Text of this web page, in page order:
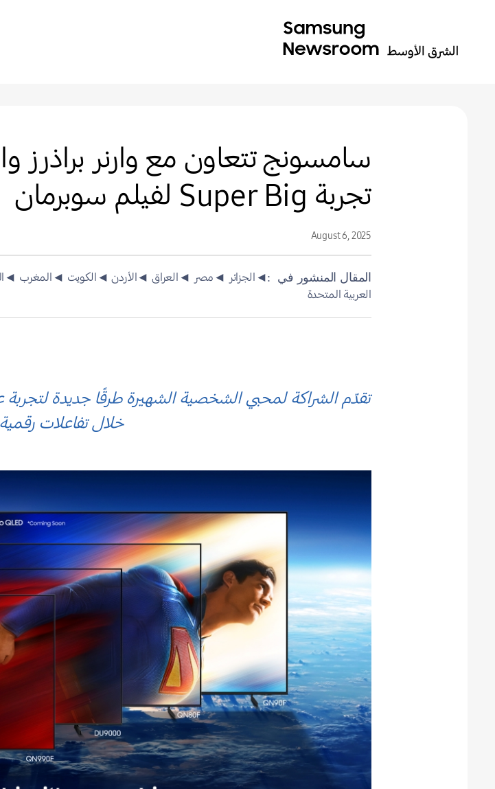
سامسونج تتعاون مع وارنر
تجربة Super Big لفيلم سوبرمان
August 6, 2025
المقال المنشور في ◄الجزائر ◄مصر ◄العراق ◄الأردن ◄الكويت ◄المغرب
العربية المتحدة
تقدّم الشراكة لمحبي الشخصية الشهيرة طرقًا جديدة
خلال تفاعلات